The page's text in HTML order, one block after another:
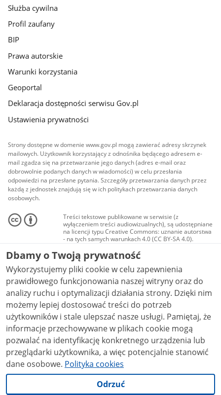
Służba cywilna
Profil zaufany
BIP
Prawa autorskie
Warunki korzystania
Geoportal
Deklaracja dostępności serwisu Gov.pl
Ustawienia prywatności
Strony dostępne w domenie www.gov.pl mogą zawierać adresy skrzynek
mailowych. Użytkownik korzystający z odnośnika będącego adresem e-
mail zgadza się na przetwarzanie jego danych (adres e-mail oraz
dobrowolnie podanych danych w wiadomości) w celu przesłania
odpowiedzi na przesłane pytania. Szczegóły przetwarzania danych przez
każdą z jednostek znajdują się w ich politykach przetwarzania danych
osobowych.
Treści tekstowe publikowane w serwisie (z
wyłączeniem treści audiowizualnych), są udostępniane
na licencji typu Creative Commons: uznanie autorstwa
- na tych samych warunkach 4.0 (CC BY-SA 4.0).
Materiały audiowizualne, w tym zdjęcia, materiały
audio i wideo, są udostępniane na licencji typu
Creative Commons: uznanie autorstwa użycie
niekomercyjne - bez utworów zależnych 4.0 (CC BY-
NC-ND 4.0), o ile nie jest to stwierdzone inaczej.
Dbamy o Twoją prywatność
Wykorzystujemy pliki cookie w celu zapewnienia
prawidłowego funkcjonowania naszej witryny oraz do
analizy ruchu i optymalizacji działania strony. Dzięki nim
możemy lepiej dostosować treści do potrzeb
użytkowników i stale ulepszać nasze usługi. Pamiętaj, że
informacje przechowywane w plikach cookie mogą
pozwalać na identyfikację konkretnego urządzenia lub
przeglądarki użytkownika, a więc potencjalnie stanowić
dane osobowe. Polityka cookies
Odrzuć